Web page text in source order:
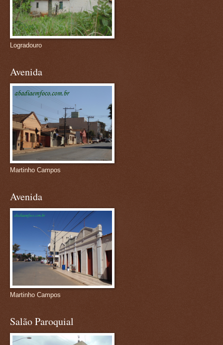
Logradouro
Avenida
Martinho Campos
Avenida
Martinho Campos
Salão Paroquial